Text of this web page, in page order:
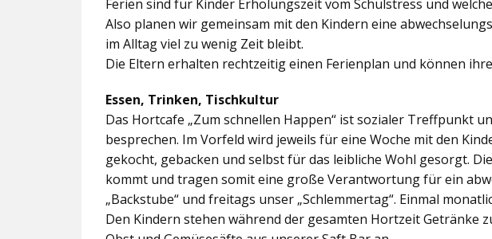
Ferien sind für Kinder Erholungszeit vom Schulstress und
Also planen wir gemeinsam mit den Kindern eine
im Alltag viel zu wenig Zeit bleibt.
Die Eltern erhalten rechtzeitig einen Ferienplan und können
Essen, Trinken, Tischkultur
Das Hortcafe „Zum schnellen Happen“ ist sozialer Treffpunkt
besprechen. Im Vorfeld wird jeweils für eine Woche mit den
gekocht, gebacken und selbst für das leibliche Wohl gesorgt.
kommt und tragen somit eine große Verantwortung für ein
„Backstube“ und freitags unser „Schlemmertag“. Einmal
Den Kindern stehen während der gesamten Hortzeit Getränke